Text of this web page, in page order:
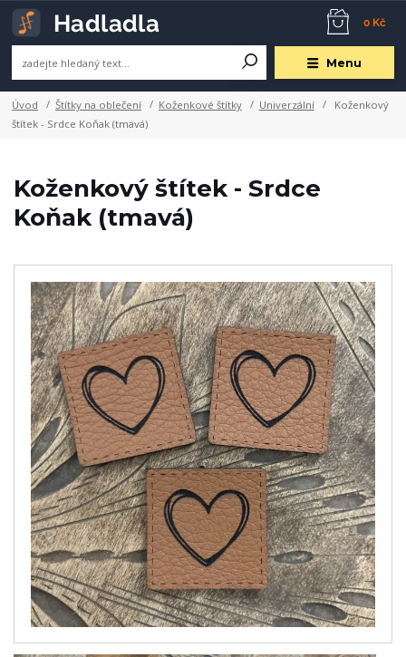
Menu
0 Kč
Úvod Štítky na oblečení Koženkové štítky Univerzální
Koženkový
štítek - Srdce Koňak (tmavá)
Koženkový štítek - Srdce
Koňak (tmavá)